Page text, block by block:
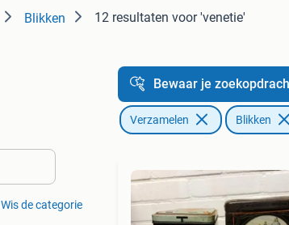
Blikken 12 resultaten voor 'venetie'
Wis de categorie
Bewaar je
Verzamelen Blikken